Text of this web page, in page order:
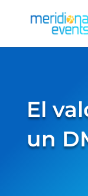
El
un